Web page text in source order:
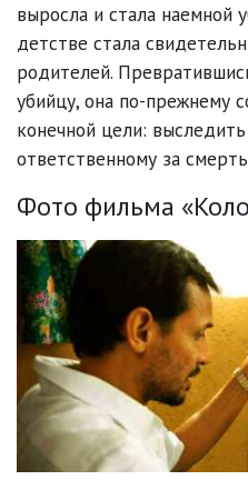
выросла и стала наемной
детстве стала
родителей.
убийцу, она по-прежнему
конечной цели:
ответственному за
Фото фильма